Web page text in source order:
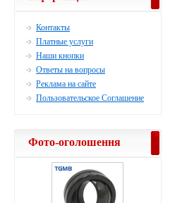
Контакты
Платные услуги
Наши кнопки
Ответы на вопросы
Реклама на сайте
Пользовательское Соглашение
Фото-оголошення